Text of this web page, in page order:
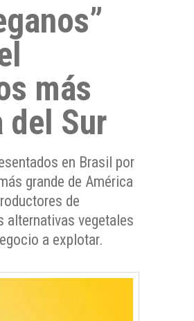
más
del Sur
en Brasil por
grande de América
de
alternativas vegetales
a explotar.